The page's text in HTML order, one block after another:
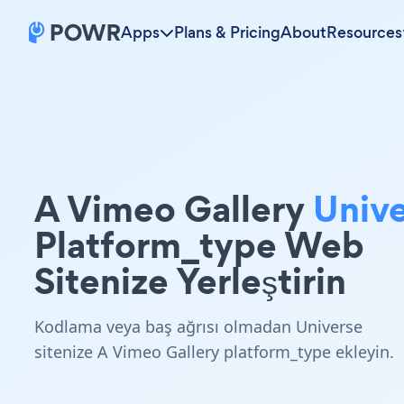
Apps Plans & PricingAboutResources
A Vimeo Gallery
Platform_type Web
Sitenize Yerleştirin
Kodlama veya baş ağrısı olmadan Universe
sitenize A Vimeo Gallery platform_type ekleyin.